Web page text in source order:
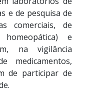
e de pesquisa de
comerciais, de
e
na vigilância
de participar de